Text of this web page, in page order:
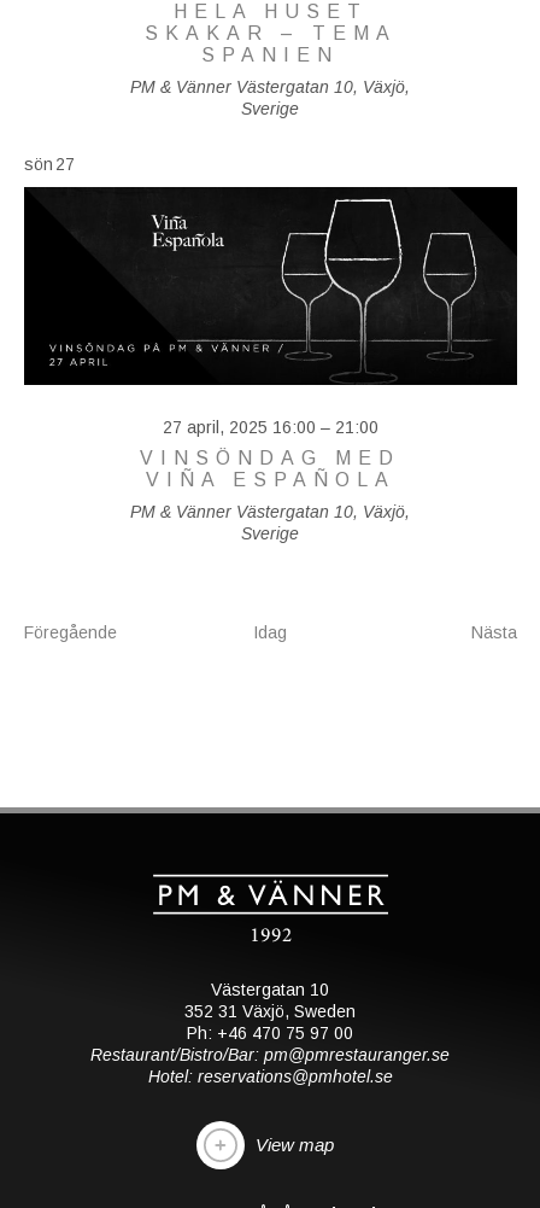
HELA HUSET
SKAKAR – TEMA
SPANIEN
PM & Vänner Västergatan 10, Växjö,
Sverige
sön 27
27 april, 2025 16:00 – 21:00
VINSÖNDAG MED
VIÑA ESPAÑOLA
PM & Vänner Västergatan 10, Växjö,
Sverige
FöregåendeEvenemang Idag Nästa
Västergatan 10
352 31 Växjö, Sweden
Ph: +46 470 75 97 00
Restaurant/Bistro/Bar: pm@pmrestauranger.se
Hotel: reservations@pmhotel.se
View map